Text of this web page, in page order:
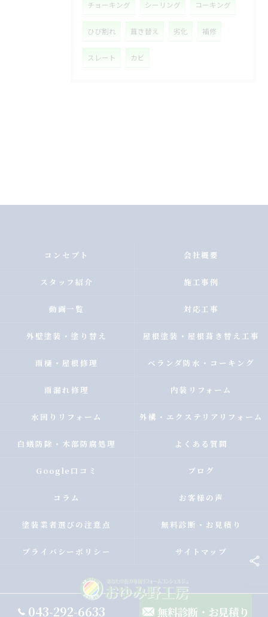
チョーキング シーリング コーキング
ひび割れ 葺き替え 劣化 補修
スレート カビ
043-292-6633 無料診断・お見積り
コンセプト 会社概要
スタッフ紹介 施工事例
動画一覧 対応工事
外壁塗装・塗り替え 屋根塗装・屋根葺き替え工事
雨樋・屋根修理 ベランダ防水・コーキング
雨漏れ修理 内装リフォーム
水回りリフォーム 外構・エクステリアリフォーム
白蟻防除・木部防腐処理 よくある質問
Google口コミ ブログ
コラム お客様の声
塗装業者選びの注意点 無料診断・お見積り
プライバシーポリシー サイトマップ